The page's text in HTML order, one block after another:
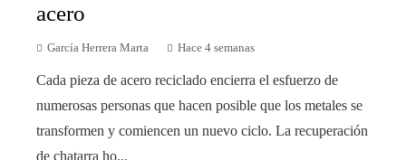
acero
García Herrera Marta Hace 4 semanas
Cada pieza de acero reciclado encierra el esfuerzo de
numerosas personas que hacen posible que los metales se
transformen y comiencen un nuevo ciclo. La recuperación
de chatarra ho...